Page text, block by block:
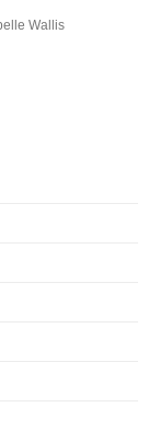
Wallis